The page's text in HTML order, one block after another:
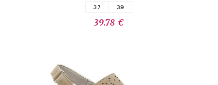
37 39
39.78 €